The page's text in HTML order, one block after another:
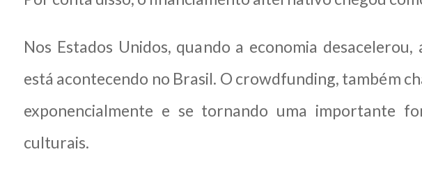
Nos Estados Unidos, quando a economia desacelerou,
está acontecendo no Brasil. O crowdfunding, também
exponencialmente e se tornando uma importante
culturais.